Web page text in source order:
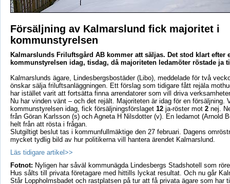
Försäljning av Kalmarslund fick majoritet i
kommunstyrelsen
Kalmarslunds Friluftsgård AB kommer att säljas. Det stod klart efter
kommunstyrelsen idag, tisdag, då majoriteten ledamöter röstade ja
Kalmarslunds ägare, Lindesbergsbostäder (Libo), meddelade för två
önskar sälja friluftsanläggningen. Ett förslag som tidigare fått rejäla
har istället varit att fortsätta finna arrendatorer som vill driva
Nu har vinden vänt – och det rejält. Majoriteten är idag för en försäljning.
kommunstyrelsen idag, fick försäljningsförslaget 12ja-röster mot 2nej.
från Göran Karlsson (s) och Agneta H Nilsdotter (v). En ledamot (Arnold
helt från att rösta i frågan.
Slutgiltigt beslut tas i kommunfullmäktige den 27 februari. Dagens
mycket tydlig bild av hur politikerna vill hantera ärendet Kalmarslund.
Läs tidigare artikel>>
Fotnot: Nyligen har såväl kommunägda Lindesbergs Stadshotell som
Hus sålts till privata företagare med hittills lyckat resultat. Och nu går
Står Loppholmsbadet och rastplatsen på tur att få privata ägare som har